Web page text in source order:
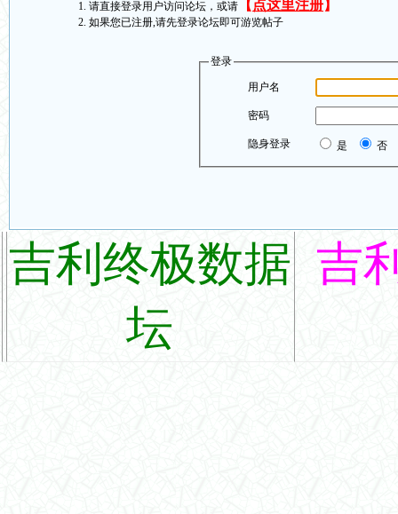
请直接登录用户访问论坛，或请 【 点这里注册】
如果您已注册,请先登录论坛即可游览帖子
登录
用户名
密码
隐身登录 是 否
吉利终极数据
坛
吉